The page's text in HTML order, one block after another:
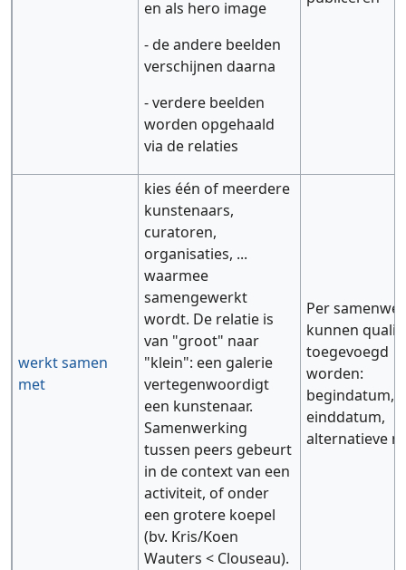
en als hero image
- de andere beelden
verschijnen daarna
- verdere beelden
worden opgehaald
via de relaties
werkt samen
met
kies één of meerdere
kunstenaars,
curatoren,
organisaties, ...
waarmee
samengewerkt
wordt. De relatie is
van "groot" naar
"klein": een galerie
vertegenwoordigt
een kunstenaar.
Samenwerking
tussen peers gebeurt
in de context van een
activiteit, of onder
een grotere koepel
(bv. Kris/Koen
Wauters < Clouseau).
Per
kunnen
toegevoegd
worden:
begindatum,
einddatum,
alternatieve